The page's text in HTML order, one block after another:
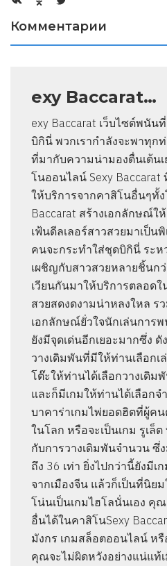
Комментарии
exy Baccarat…
exy Baccarat เว็บไซต์พนั
บิกินี่ พวกเรากำลังจะพาทุก
ที่มากับความน่ามองตื่นเต้น
โนออนไลน์ Sexy
ให้บริการจากคาสิโนอื่นๆทั้
Baccarat สร้างเอกลักษณ์ใ
เฟ้นดีลเลอร์สาวสวยมาเป็น
คนจะกระทำใส่ชุดบิกินี่ ระ
เผชิญกับสาวสวยหลายชิ้นก
เวียนกันมาให้บริการตลอด
สวยสดงดงามน่าหลงใหล ร
เอกลักษณ์ยั่วใจนักเล่นการพ
ยังมีจุดเด่นอีกเยอะมากซึ่ง
วางเดิมพันที่มีให้ท่านเลือกเ
โต๊ะให้ท่านได้เลือกวางเดิม
และก็มีเกมให้ท่านได้เลือกจ
บาคาร่าเกมไพ่ยอดฮิตที่ผู้ค
ในโลก หรือจะเป็นเกม รูเล็
กับการวางเดิมพันจำนวน ซึ่
ถึง 36 เท่า ยิ่งไปกว่านี้ยังมี
จากเมืองจีน แล้วก็เป็นที่นิย
โน่นเป็นเกมไฮโลนั่นเอง คุ
อื่นได้ในคาสิโนSexy
มังกร เกมสล็อตออนไลน์ ห
คุณจะไม่ผิดหวังอย่างแน่แท้